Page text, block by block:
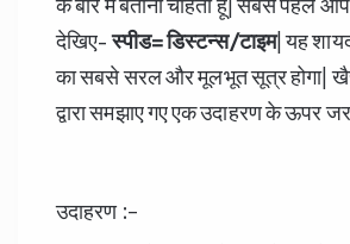
देखिए-स्पीड= डिस्टन्स/टाइम| यह
का सबसे सरल और मूलभूत सूत्र होगा|
द्वारा समझाए गए एक उदाहरण के ऊपर
उदाहरण :-